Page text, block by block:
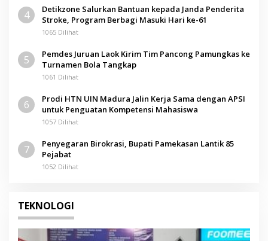
4
Detikzone Salurkan Bantuan kepada Janda Penderita
Stroke, Program Berbagi Masuki Hari ke-61
1065 Dilihat
5
Pemdes Juruan Laok Kirim Tim Pancong Pamungkas ke
Turnamen Bola Tangkap
1061 Dilihat
6
Prodi HTN UIN Madura Jalin Kerja Sama dengan APSI
untuk Penguatan Kompetensi Mahasiswa
1057 Dilihat
7
Penyegaran Birokrasi, Bupati Pamekasan Lantik 85
Pejabat
1052 Dilihat
TEKNOLOGI